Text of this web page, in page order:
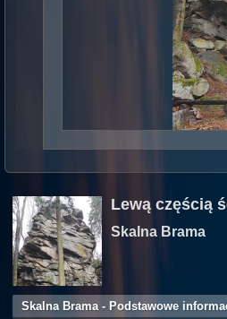
Lewą częścią
Skalna Brama
Skalna Brama - Podstawowe